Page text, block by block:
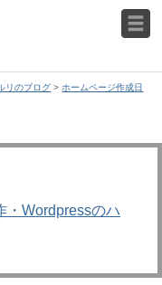
リのブログ > ホームページ作成日
・Wordpressのハ